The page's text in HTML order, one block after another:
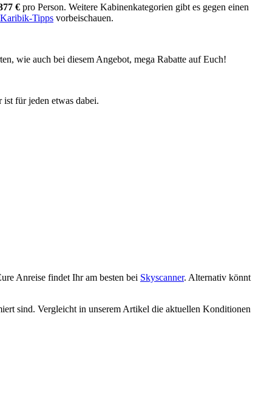
€ pro Person. Weitere Kabinenkategorien gibt es gegen einen
Karibik-Tipps vorbeischauen.
wie auch bei diesem Angebot, mega Rabatte auf Euch!
für jeden etwas dabei.
Anreise findet Ihr am besten bei Skyscanner. Alternativ könnt
sind. Vergleicht in unserem Artikel die aktuellen Konditionen